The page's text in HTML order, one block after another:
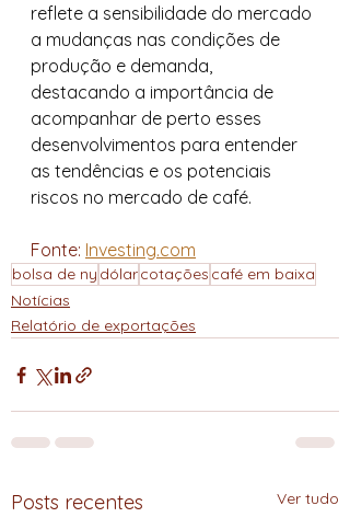
reflete a sensibilidade do mercado
a mudanças nas condições de
produção e demanda,
destacando a importância de
acompanhar de perto esses
desenvolvimentos para entender
as tendências e os potenciais
riscos no mercado de café.
Fonte: Investing.com
bolsa de ny dólarcotações café em baixa
Notícias
Relatório de exportações
Posts recentes Ver tudo